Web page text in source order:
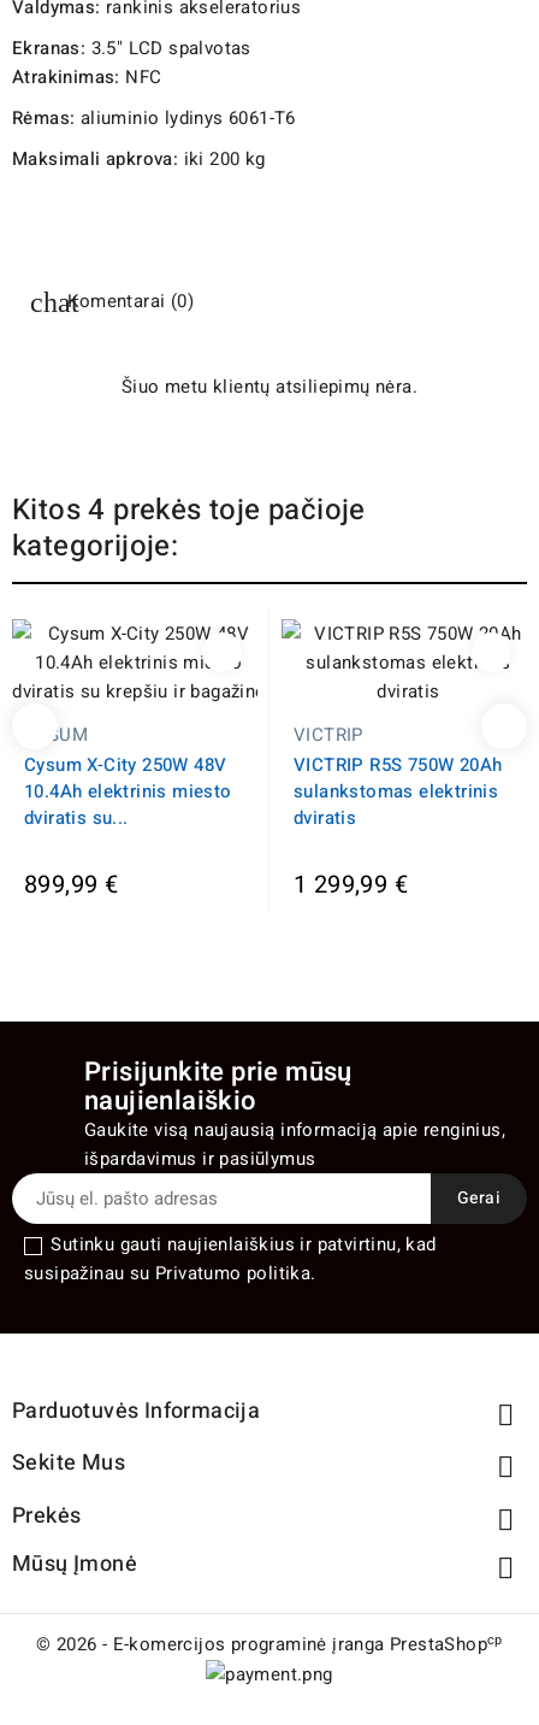
Valdymas: rankinis akseleratorius
Ekranas: 3.5" LCD spalvotas
Atrakinimas: NFC
Rėmas: aliuminio lydinys 6061-T6
Maksimali apkrova: iki 200 kg
Komentarai (0)
Šiuo metu klientų atsiliepimų nėra.
Kitos 4 prekės toje pačioje
kategorijoje:
CYSUM
Cysum X-City 250W 48V
10.4Ah elektrinis miesto
dviratis su...
899,99 €
VICTRIP
VICTRIP R5S 750W 20Ah
sulankstomas elektrinis
dviratis
1 299,99 €
Prisijunkite prie mūsų
naujienlaiškio
Gaukite visą naujausią informaciją apie renginius,
išpardavimus ir pasiūlymus
Sutinku gauti naujienlaiškius ir patvirtinu, kad
susipažinau su Privatumo politika.
Parduotuvės Informacija 
Sekite Mus 
Prekės 
Mūsų Įmonė 
© 2026 - E-komercijos programinė įranga PrestaShopcp